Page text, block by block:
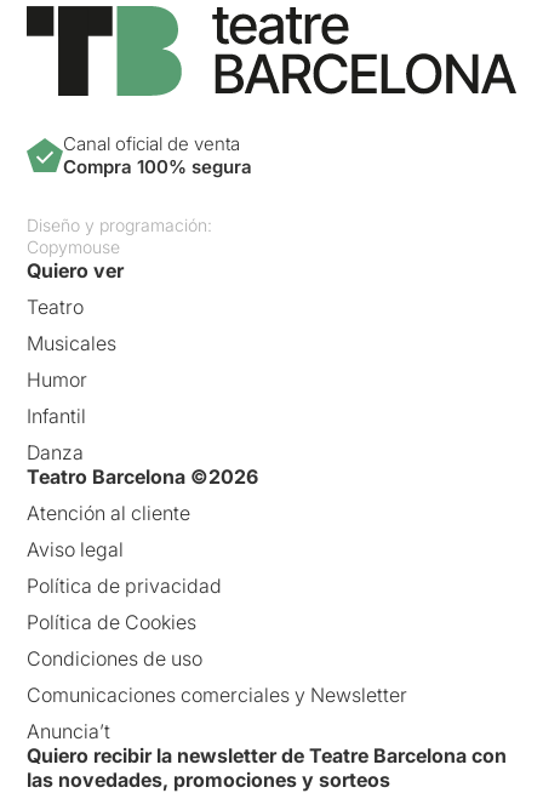
Canal oficial de venta
Compra 100% segura
Diseño y programación:
Copymouse
Quiero ver
Teatro
Musicales
Humor
Infantil
Danza
Teatro Barcelona ©2026
Atención al cliente
Aviso legal
Política de privacidad
Política de Cookies
Condiciones de uso
Comunicaciones comerciales y Newsletter
Anuncia’t
Quiero recibir la newsletter de Teatre Barcelona con
las novedades, promociones y sorteos